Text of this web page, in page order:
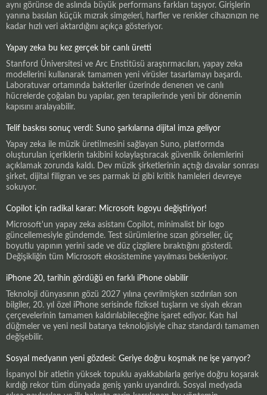
aynı görünse de aslında büyük performans farkları taşıyor. Girişlerin
yanına basılan küçük mızrak simgeleri, harfler ve renkler cihazınızın ne
kadar hızlı veri aktardığını açıkça gösteriyor.
Yapay zeka bu kez gerçek bir canlı üretti
Stanford Üniversitesi ve Arc Enstitüsü araştırmacıları, yapay zeka
modellerini kullanarak tamamen yeni virüsler tasarlamayı başardı.
Laboratuvar ortamında bakteriler üzerinde denenen ve canlı
hücrelerde çoğalan bu yapılar, gen terapilerinde yeni bir dönemin
kapısını aralayabilir.
Telif baskısı sonuç verdi: Suno şarkılarına dijital imza geliyor
Yapay zeka ile müzik üretilmesini sağlayan Suno, platformda
oluşturulan içeriklerin takibini kolaylaştıracak güvenlik önlemlerini
açıklamak zorunda kaldı. Dev müzik şirketlerinin açtığı davalar sonrası
şirket, dijital filigran ve ses parmak izi gibi kritik hamleleri devreye
sokuyor.
Copilot için radikal karar: Microsoft logoyu değiştiriyor!
Microsoft'un yapay zeka asistanı Copilot, minimalist bir logo
güncellemesiyle gündemde. Test sürümlerine sızan görseller, üç
boyutlu yapının yerini sade ve düz çizgilere bıraktığını gösterdi.
Değişikliğin tüm Microsoft ekosistemine yayılması bekleniyor.
iPhone 20, tarihin gördüğü en farklı iPhone olabilir
Teknoloji dünyasının gözü 2027 yılına çevrilmişken sızdırılan son
bilgiler, 20. yıl özel iPhone serisinde fiziksel tuşların ve siyah ekran
çerçevelerinin tamamen kaldırılabileceğine işaret ediyor. Katı hal
düğmeler ve yeni nesil batarya teknolojisiyle cihaz standardı tamamen
değişebilir.
Sosyal medyanın yeni gözdesi: Geriye doğru koşmak ne işe yarıyor?
İspanyol bir atletin yüksek topuklu ayakkabılarla geriye doğru koşarak
kırdığı rekor tüm dünyada geniş yankı uyandırdı. Sosyal medyada